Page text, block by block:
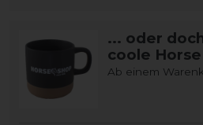
... oder
coole
Ab einem